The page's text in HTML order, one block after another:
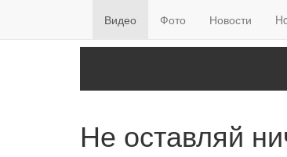
Видео Фото Новости
Не оставляй